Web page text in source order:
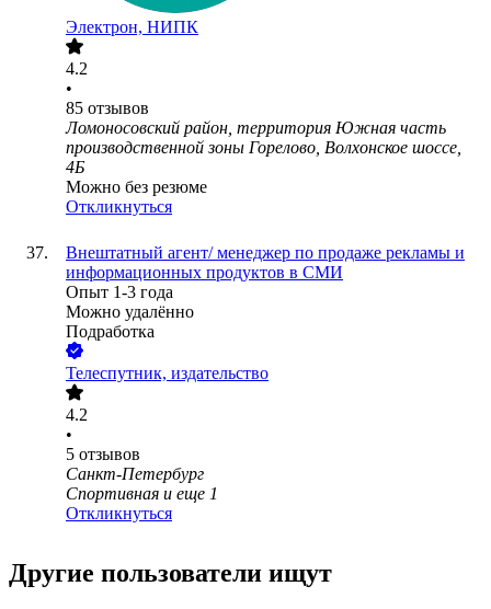
Электрон, НИПК
4.2
•
85 отзывов
Ломоносовский район, территория Южная часть
производственной зоны Горелово, Волхонское шоссе,
4Б
Можно без резюме
Откликнуться
Внештатный агент/ менеджер по продаже рекламы и
информационных продуктов в СМИ
Опыт 1-3 года
Можно удалённо
Подработка
Телеспутник, издательство
4.2
•
5 отзывов
Санкт-Петербург
Спортивная и еще 1
Откликнуться
Другие пользователи ищут